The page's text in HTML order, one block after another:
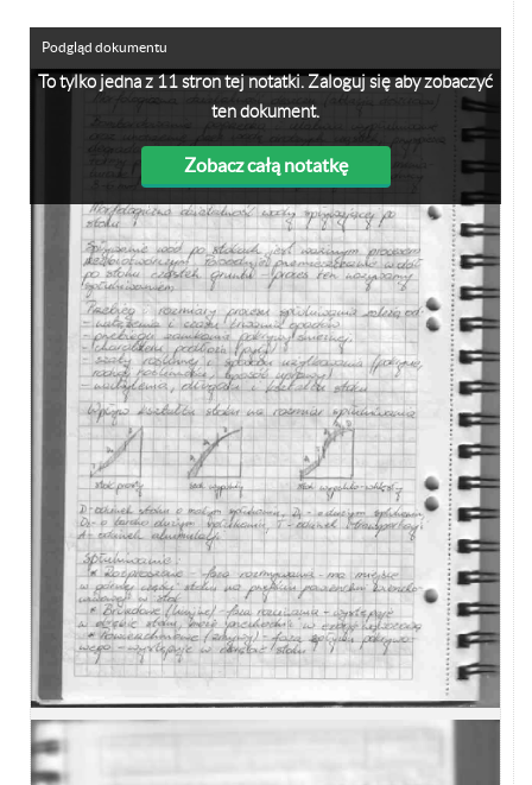
To tylko jedna z 11 stron tej notatki. Zaloguj się aby zobaczyć
ten dokument.
Zobacz całą notatkę
Podgląd dokumentu